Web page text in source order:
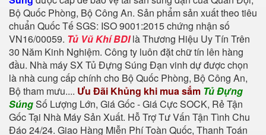
Bộ Quốc Phòng, Bộ Công An. Sản phẩm sản xuất theo tiêu
chuẩn Quốc Tế SGS: ISO 9001:2015 chứng nhận số
VN16/00059. Tủ Vũ Khí BDI là Thương Hiệu Uy Tín Trên
30 Năm Kinh Nghiệm. Công ty luôn đặt chữ tín lên hàng
đầu. Nhà máy SX Tủ Đựng Súng Đạn vinh dự được chọn
là nhà cung cấp chính cho Bộ Quốc Phòng, Bộ Công An,
Bộ tham mưu.... Ưu Đãi Khủng khi mua sắm Tủ Đựng
SúngSố Lượng Lớn, Giá Gốc - Giá Cực SOCK, Rẻ Tận
Gốc Tại Nhà Máy Sản Xuất. Hỗ Trợ Tư Vấn Tận Tình Chu
Đáo 24/24. Giao Hàng Miễn Phí Toàn Quốc, Thanh Toán